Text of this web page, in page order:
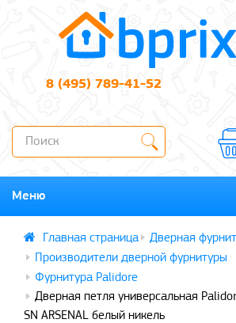
8 (495) 789-41-52
Меню
Дверная
Производители дверной фурнитуры
Фурнитура Palidore
Дверная петля универсальная
SN ARSENAL белый никель